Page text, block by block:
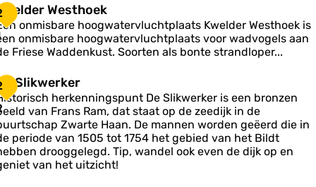
Westhoek
onmisbare hoogwatervluchtplaats Kwelder Westhoek is
onmisbare hoogwatervluchtplaats voor wadvogels aan
Friese Waddenkust. Soorten als bonte strandloper...
Slikwerker
herkenningspunt De Slikwerker is een bronzen
van Frans Ram, dat staat op de zeedijk in de
Zwarte Haan. De mannen worden geëerd die in
periode van 1505 tot 1754 het gebied van het Bildt
drooggelegd. Tip, wandel ook even de dijk op en
van het uitzicht!